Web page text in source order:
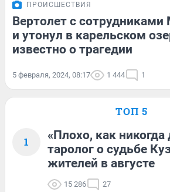
ПРОИСШЕСТВИЯ
Вертолет с
и утонул в карельском
известно о трагедии
5 февраля, 2024, 08:17 1 444 1
ТОП 5
1
«Плохо, как никогда
таролог о судьбе
жителей в августе
15 286 27